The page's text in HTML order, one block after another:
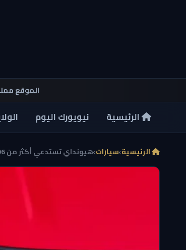
الموقع
الرئيسية نيويورك اليوم
الرئيسية›سيارات›هيونداي تستدعي أكثر من 96 ألف سيارة بسبب خلل في لو...